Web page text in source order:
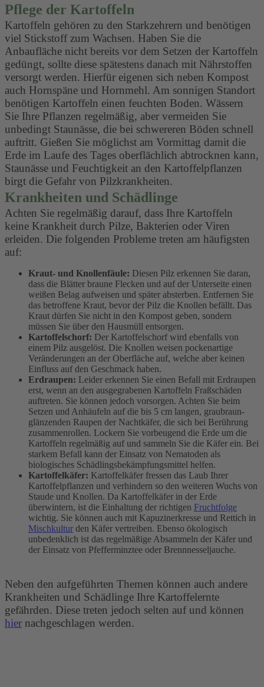
Pflege der Kartoffeln
Kartoffeln gehören zu den Starkzehrern und benötigen
viel Stickstoff zum Wachsen. Haben Sie die
Anbaufläche nicht bereits vor dem Setzen der Kartoffeln
gedüngt, sollte diese spätestens danach mit Nährstoffen
versorgt werden. Hierfür eigenen sich neben Kompost
auch Hornspäne und Hornmehl. Am sonnigen Standort
benötigen Kartoffeln einen feuchten Boden. Wässern
Sie Ihre Pflanzen regelmäßig, aber vermeiden Sie
unbedingt Staunässe, die bei schwereren Böden schnell
auftritt. Gießen Sie möglichst am Vormittag damit die
Erde im Laufe des Tages oberflächlich abtrocknen kann,
Staunässe und Feuchtigkeit an den Kartoffelpflanzen
birgt die Gefahr von Pilzkrankheiten.
Krankheiten und Schädlinge
Achten Sie regelmäßig darauf, dass Ihre Kartoffeln
keine Krankheit durch Pilze, Bakterien oder Viren
erleiden. Die folgenden Probleme treten am häufigsten
auf:
Kraut- und Knollenfäule: Diesen Pilz erkennen Sie daran,
dass die Blätter braune Flecken und auf der Unterseite einen
weißen Belag aufweisen und später absterben. Entfernen Sie
das betroffene Kraut, bevor der Pilz die Knollen befällt. Das
Kraut dürfen Sie nicht in den Kompost geben, sondern
müssen Sie über den Hausmüll entsorgen.
Kartoffelschorf: Der Kartoffelschorf wird ebenfalls von
einem Pilz ausgelöst. Die Knollen weisen pockenartige
Veränderungen an der Oberfläche auf, welche aber keinen
Einfluss auf den Geschmack haben.
Erdraupen: Leider erkennen Sie einen Befall mit Erdraupen
erst, wenn an den ausgegrabenen Kartoffeln Fraßschäden
auftreten. Sie können jedoch vorsorgen. Achten Sie beim
Setzen und Anhäufeln auf die bis 5 cm langen, graubraun-
glänzenden Raupen der Nachtkäfer, die sich bei Berührung
zusammenrollen. Lockern Sie vorbeugend die Erde um die
Kartoffeln regelmäßig auf und sammeln Sie die Käfer ein. Bei
starkem Befall kann der Einsatz von Nematoden als
biologisches Schädlingsbekämpfungsmittel helfen.
Kartoffelkäfer: Kartoffelkäfer fressen das Laub Ihrer
Kartoffelpflanzen und verhindern so den weiteren Wuchs von
Staude und Knollen. Da Kartoffelkäfer in der Erde
überwintern, ist die Einhaltung der richtigen Fruchtfolge
wichtig. Sie können auch mit Kapuzinerkresse und Rettich in
Mischkultur den Käfer vertreiben. Ebenso ökologisch
unbedenklich ist das regelmäßige Absammeln der Käfer und
der Einsatz von Pfefferminztee oder Brennnesseljauche.
Neben den aufgeführten Themen können auch andere
Krankheiten und Schädlinge Ihre Kartoffelernte
gefährden. Diese treten jedoch selten auf und können
hier nachgeschlagen werden.